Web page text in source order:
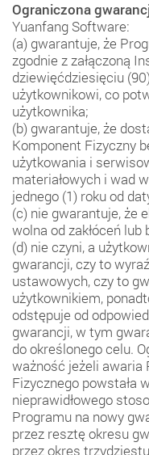
Ograniczona
Yuanfang Software:
(a) gwarantuje, że
zgodnie z załączoną
dziewięćdziesięciu
użytkownikowi, co
użytkownika;
(b) gwarantuje, że
Komponent Fizyczny
użytkowania i
materiałowych i wad
jednego (1) roku od
(c) nie gwarantuje, że
wolna od zakłóceń lub
(d) nie czyni, a
gwarancji, czy to
ustawowych, czy to
użytkownikiem,
odstępuje od
gwarancji, w tym
do określonego celu.
ważność jeżeli awaria
Fizycznego powstała
nieprawidłowego
Programu na nowy
przez resztę okresu
przez okres